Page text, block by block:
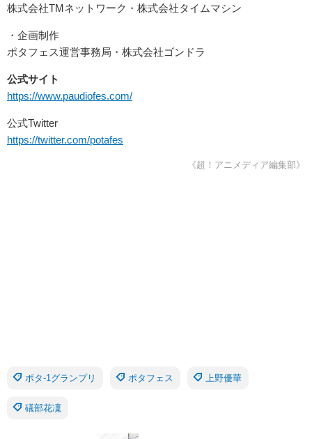
株式会社TMネットワーク・株式会社タイムマシン
・企画制作
ポタフェス運営事務局・株式会社ゴンドラ
公式サイト
https://www.paudiofes.com/
公式Twitter
https://twitter.com/potafes
《超！アニメディア編集部》
ポタ‐1グランプリ ポタフェス 上野優華
礒部花凜